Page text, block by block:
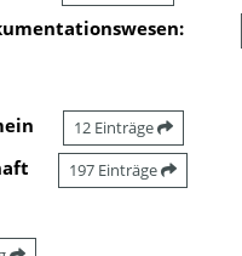
12 Einträge
197 Einträge